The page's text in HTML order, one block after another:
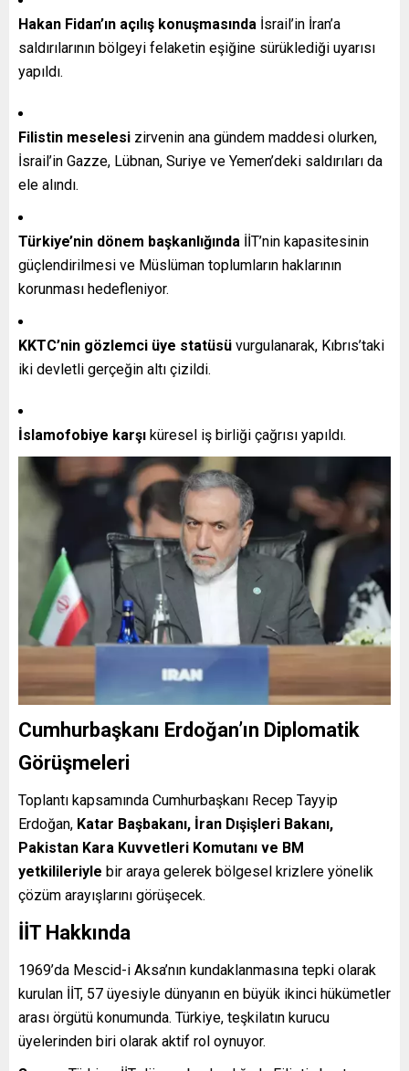
Hakan Fidan’ın açılış konuşmasında İsrail’in İran’a
saldırılarının bölgeyi felaketin eşiğine sürüklediği uyarısı
yapıldı.
Filistin meselesi zirvenin ana gündem maddesi olurken,
İsrail’in Gazze, Lübnan, Suriye ve Yemen’deki saldırıları da
ele alındı.
Türkiye’nin dönem başkanlığında İİT’nin kapasitesinin
güçlendirilmesi ve Müslüman toplumların haklarının
korunması hedefleniyor.
KKTC’nin gözlemci üye statüsü vurgulanarak, Kıbrıs’taki
iki devletli gerçeğin altı çizildi.
İslamofobiye karşı küresel iş birliği çağrısı yapıldı.
Cumhurbaşkanı Erdoğan’ın Diplomatik
Görüşmeleri
Toplantı kapsamında Cumhurbaşkanı Recep Tayyip
Erdoğan, Katar Başbakanı, İran Dışişleri Bakanı,
Pakistan Kara Kuvvetleri Komutanı ve BM
yetkilileriyle bir araya gelerek bölgesel krizlere yönelik
çözüm arayışlarını görüşecek.
İİT Hakkında
1969’da Mescid-i Aksa’nın kundaklanmasına tepki olarak
kurulan İİT, 57 üyesiyle dünyanın en büyük ikinci hükümetler
arası örgütü konumunda. Türkiye, teşkilatın kurucu
üyelerinden biri olarak aktif rol oynuyor.